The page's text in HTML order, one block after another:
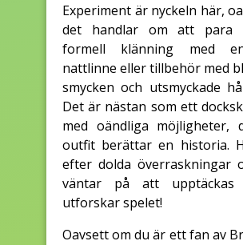
Experiment är nyckeln här,
det handlar om att para
formell klänning med
nattlinne eller tillbehör med
smycken och utsmyckade
Det är nästan som ett
med oändliga möjligheter,
outfit berättar en historia.
efter dolda överraskningar
väntar på att
utforskar spelet!
Oavsett om du är ett fan av